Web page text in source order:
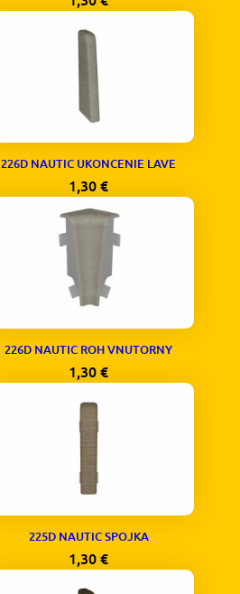
226D NAUTIC UKONCENIE LAVE
1,30€
226D NAUTIC ROH VNUTORNY
1,30€
225D NAUTIC SPOJKA
1,30€